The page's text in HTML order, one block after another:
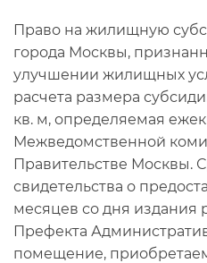
Право на жилищную
города Москвы,
улучшении жилищных
расчета размера
кв. м, определяемая
Межведомственной
Правительстве Москвы.
свидетельства о
месяцев со дня издания
Префекта
помещение,